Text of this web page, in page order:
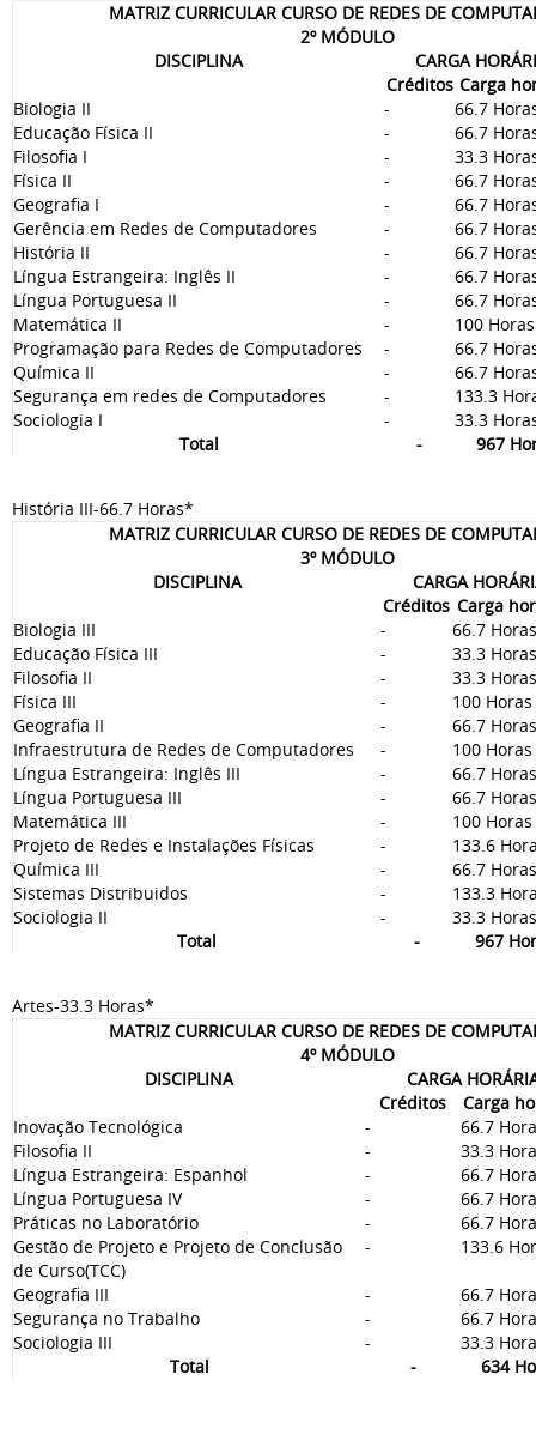
MATRIZ CURRICULAR CURSO DE REDES DE
2º MÓDULO
DISCIPLINA
CARGA
Créditos Carga
Biologia II
-
66.7
Educação Física II
-
66.7
Filosofia I
-
33.3
Física II
-
66.7
Geografia I
-
66.7
Gerência em Redes de Computadores
-
66.7
História II
-
66.7
Língua Estrangeira: Inglês II
-
66.7
Língua Portuguesa II
-
66.7
Matemática II
-
100 Horas
Programação para Redes de Computadores
-
66.7
Química II
-
66.7
Segurança em redes de Computadores
-
133.3
Sociologia I
-
33.3
Total
- 967
História III-66.7 Horas*
MATRIZ CURRICULAR CURSO DE REDES DE
3º MÓDULO
DISCIPLINA
CARGA
Créditos Carga
Biologia III
-
66.7 Horas
Educação Física III
-
33.3 Horas
Filosofia II
-
33.3 Horas
Física III
-
100 Horas
Geografia II
-
66.7 Horas
Infraestrutura de Redes de Computadores
-
100 Horas
Língua Estrangeira: Inglês III
-
66.7 Horas
Língua Portuguesa III
-
66.7 Horas
Matemática III
-
100 Horas
Projeto de Redes e Instalações Físicas
-
133.6
Química III
-
66.7 Horas
Sistemas Distribuidos
-
133.3
Sociologia II
-
33.3 Horas
Total
- 967
Artes-33.3 Horas*
MATRIZ CURRICULAR CURSO DE REDES DE
4º MÓDULO
DISCIPLINA
CARGA
Créditos
Carga
Inovação Tecnológica
-
66.7
Filosofia II
-
33.3
Língua Estrangeira: Espanhol
-
66.7
Língua Portuguesa IV
-
66.7
Práticas no Laboratório
-
66.7
Gestão de Projeto e Projeto de Conclusão
de Curso(TCC)
- 133.6
Geografia III -
66.7
Segurança no Trabalho
-
66.7
Sociologia III
-
33.3
Total
- 634